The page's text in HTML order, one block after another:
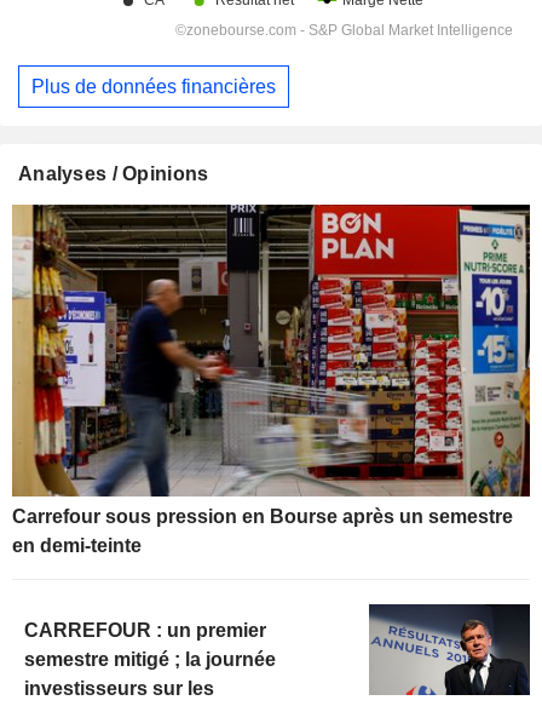
Plus de données financières
Analyses / Opinions
Carrefour sous pression en Bourse après un semestre
en demi-teinte
CARREFOUR : un premier
semestre mitigé ; la journée
investisseurs sur les